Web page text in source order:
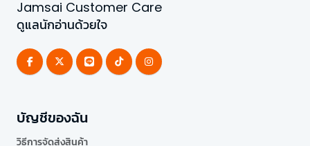
Jamsai Customer Care
ดูแลนักอ่านด้วยใจ
บัญชีของฉัน
วิธีการจัดส่งสินค้า